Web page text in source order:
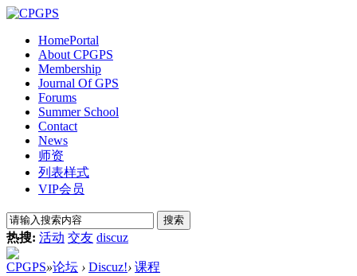
HomePortal
About CPGPS
Membership
Journal Of GPS
Forums
Summer School
Contact
News
师资
列表样式
VIP会员
搜索
热搜: 活动 交友 discuz
CPGPS»论坛 › Discuz!› 课程